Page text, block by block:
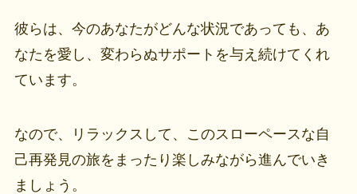
彼らは、今のあなたがどんな状況であっても、あ
なたを愛し、変わらぬサポートを与え続けてくれ
ています。
なので、リラックスして、このスローペースな自
己再発見の旅をまったり楽しみながら進んでいき
ましょう。